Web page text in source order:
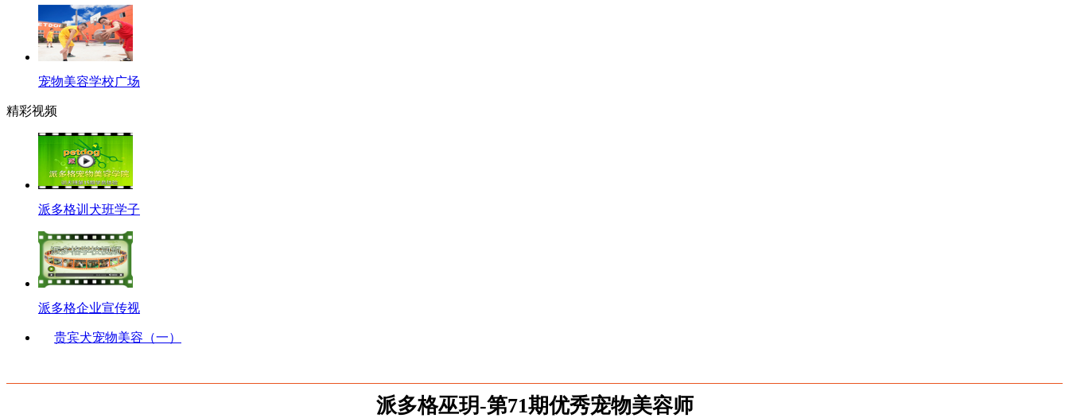
宠物美容学校广场
精彩视频
派多格训犬班学子
派多格企业宣传视
贵宾犬宠物美容（一）
派多格巫玥-第71期优秀宠物美容师